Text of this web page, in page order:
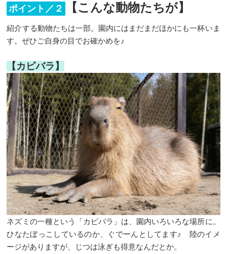
ポイント／２ 【こんな動物たちが】
紹介する動物たちは一部。園内にはまだまだほかにも一杯いま
す。ぜひご自身の目でお確かめを♪
【カピバラ】
ネズミの一種という「カピバラ」は、園内いろいろな場所に。
ひなたぼっこしているのか、ぐでーんとしてます♪ 陸のイメ
ージがありますが、じつは泳ぎも得意なんだとか。